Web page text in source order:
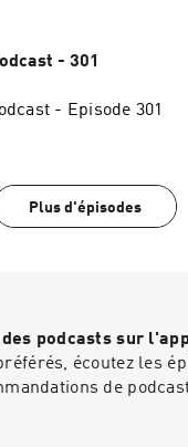
- 301
- Episode 301
Plus d'épisodes
podcasts sur
écoutez les
de